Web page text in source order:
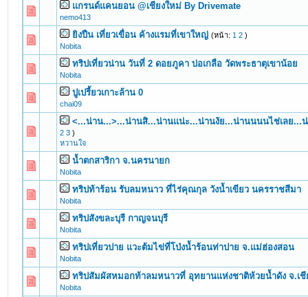
แกรนด์แคนยอน @เชียงใหม่ By Drivemate
nemo413
0 Vote(s) - 0 out of 5 in Average
12345
ยิงปืน เที่ยวเขื่อน ค้างแรมที่เขาใหญ่ (หน้า: 1 2 )
Nobita
1 Vote(s) - 5 out of 5 in Average
12 345
ทริปเที่ยวน่าน วันที่ 2 ดอยภูคา บ่อเกลือ วัดพระธาตุเขาน้อย
Nobita
0 Vote(s) - 0 out of 5 in Average
12345
ปูเปรี้ยวเกาะล้าน 0
chai09
0 Vote(s) - 0 out of 5 in Average
123
<...น่าน...>...น่านสิ...น่านแน่ะ...น่านงัย...น่านนนนไช่เลย...
2 3 )
หวานใจ
0 Vote(s) - 0 out of 5 in Average
น้ำตกสาริกา จ.นครนายก
Nobita
0 Vote(s) - 0 out of 5 in Average
123 45
ทริปท้าร้อน รับลมหนาว ที่ไร่คุณกุล วังน้ำเขียว นครราชสีมา
Nobita
0 Vote(s) - 0 out of 5 in Average
12345
ทริปสังขละบุรี กาญจนบุรี
Nobita
0 Vote(s) - 0 out of 5 in Average
1 2345
ทริปเที่ยวปาย แวะต้มไข่ที่โป่งน้ำร้อนท่าปาย จ.แม่ฮ่องสอน
Nobita
0 Vote(s) - 0 out of 5 in Average
12345
ทริปสัมผัสหมอกท้าลมหนาวที่ อุทยานแห่งชาติห้วยน้ำดัง จ.เชี
Nobita
0 Vote(s) - 0 out of 5 in Average
123 45